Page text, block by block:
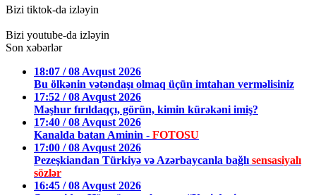
Bizi tiktok-da izləyin
Bizi youtube-da izləyin
Son xəbərlər
18:07 / 08 Avqust 2026
Bu ölkənin vətəndaşı olmaq üçün imtahan verməlisiniz
17:52 / 08 Avqust 2026
Məşhur fırıldaqçı, görün, kimin kürəkəni imiş?
17:40 / 08 Avqust 2026
Kanalda batan Aminin - FOTOSU
17:00 / 08 Avqust 2026
Pezeşkiandan Türkiyə və Azərbaycanla bağlı sensasiyalı
sözlər
16:45 / 08 Avqust 2026